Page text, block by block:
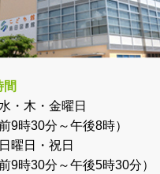
間
・木・金曜日
前9時30分～午後8時）
曜日・祝日
前9時30分～午後5時30分）